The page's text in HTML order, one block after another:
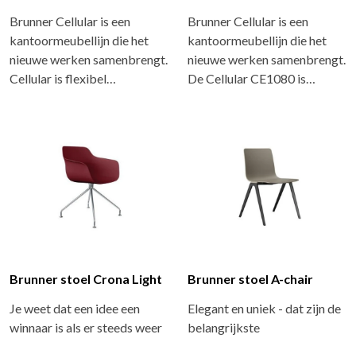
Brunner Cellular is een
kantoormeubellijn die het
nieuwe werken samenbrengt.
Cellular is flexibel…
Brunner Cellular is een
kantoormeubellijn die het
nieuwe werken samenbrengt.
De Cellular CE1080 is…
Brunner stoel Crona Light
Je weet dat een idee een
winnaar is als er steeds weer
Brunner stoel A-chair
Elegant en uniek - dat zijn de
belangrijkste